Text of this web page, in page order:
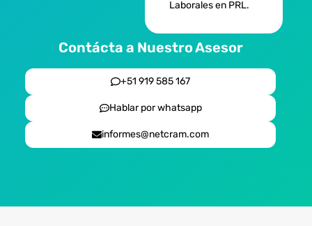
Laborales en PRL.
Contácta a Nuestro Asesor
+51 919 585 167
Hablar por whatsapp
informes@netcram.com